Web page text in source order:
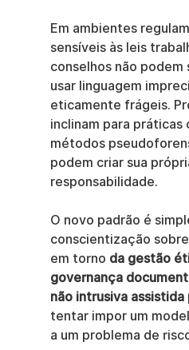
Em ambientes
sensíveis às leis
conselhos não podem
usar linguagem
eticamente frágeis.
inclinam para práticas
métodos
podem criar sua
responsabilidade.
O novo padrão é
conscientização
em torno da gestão
governança
não intrusiva assistida
tentar impor um
a um problema de